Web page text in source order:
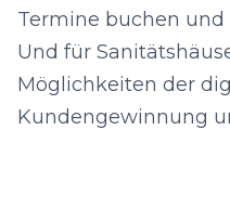
Termine buchen
Und für
Möglichkeiten der
Kundengewinnung